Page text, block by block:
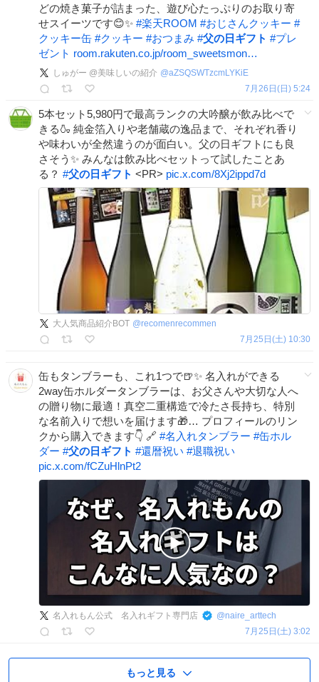
どの焼き菓子が詰まった、遊び心たっぷりのお取り寄
せスイーツです😊✨ #楽天ROOM #おじさんクッキー #
クッキー缶 #クッキー #おつまみ #父の日ギフト #プレ
ゼント room.rakuten.co.jp/room_sweetsmon…
しゅがー @美味しいの紹介 @aZSQSWTzcmLYKiE
7月26日(日) 5:24
5本セット5,980円で最高ランクの大吟醸が飲み比べで
きる🍶 純金箔入りや老舗蔵の逸品まで、それぞれ香り
や味わいが全然違うのが面白い。父の日ギフトにも良
さそう✨ みんなは飲み比べセットって試したことあ
る？ #父の日ギフト <PR> pic.x.com/8Xj2ippd7d
大人気商品紹介BOT @recomenrecommen
7月25日(土) 10:30
缶もタンブラーも、これ1つで🍺✨ 名入れができる
2way缶ホルダータンブラーは、お父さんや大切な人へ
の贈り物に最適！真空二重構造で冷たさ長持ち、特別
な名前入りで想いを届けます🎁… プロフィールのリン
クから購入できます👇 🔗 #名入れタンブラー #缶ホル
ダー #父の日ギフト #還暦祝い #退職祝い
pic.x.com/fCZuHlnPt2
名入れもん公式 名入れギフト専門店 @naire_arttech
7月25日(土) 3:02
もっと見る